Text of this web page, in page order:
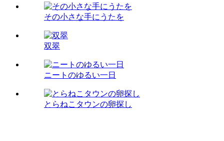
その小さな手にうたを
双翠
ニートのゆるい一日
とらねこタウンの卵探し